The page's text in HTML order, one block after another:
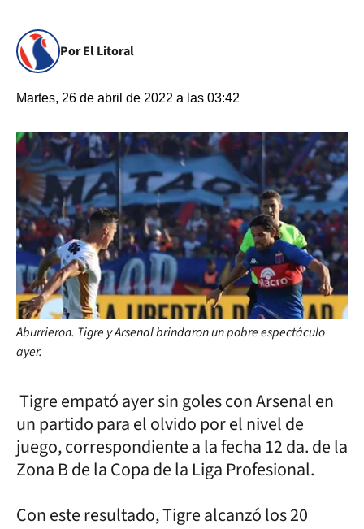
Por El Litoral
Martes, 26 de abril de 2022 a las 03:42
Aburrieron. Tigre y Arsenal brindaron un pobre espectáculo
ayer.
Tigre empató ayer sin goles con Arsenal en
un partido para el olvido por el nivel de
juego, correspondiente a la fecha 12 da. de la
Zona B de la Copa de la Liga Profesional.
Con este resultado, Tigre alcanzó los 20